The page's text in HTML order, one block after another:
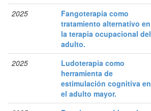
2025
Fangoterapia como
tratamiento alternativo en
la terapia ocupacional del
adulto.
2025
Ludoterapia como
herramienta de
estimulación cognitiva en
el adulto mayor.